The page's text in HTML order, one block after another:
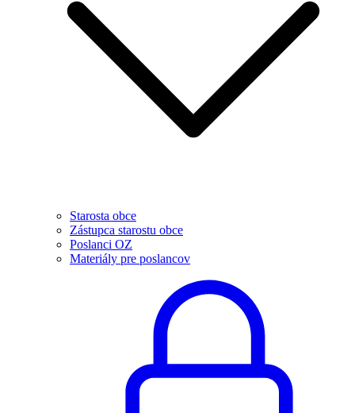
Starosta obce
Zástupca starostu obce
Poslanci OZ
Materiály pre poslancov